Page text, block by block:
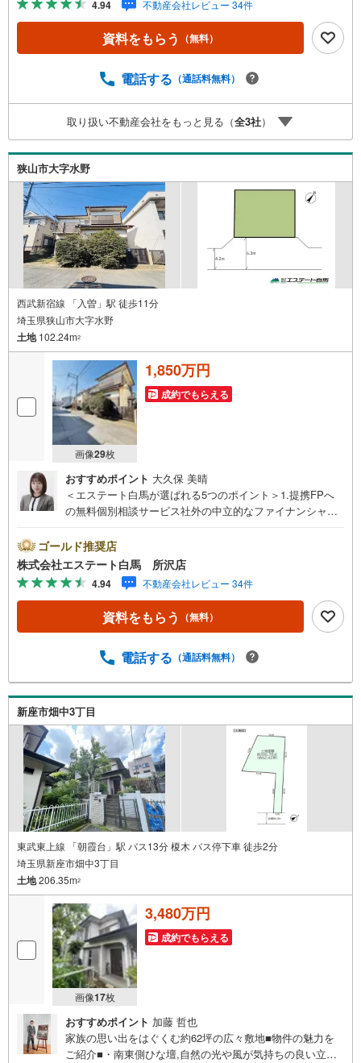
おります。お客様のご希望エリアをお申し付けください。
3.自社グループでリフォーム、新築請負所沢店の3階はリフ
ォーム、注文建築部門の相談スペースです。一級建築士を
て、リフォームや注文建築についてご相談頂けます4.年中
5.お子様連れでおこしくださいキッズスペース、授乳室、
オムツ替えベッド、アンパンマンジュースをご用意してお
ります。ご見学ご希望の方は、右上の“室内・現地を見学す
る（無料）をボタンからご予約ください。
4.94 不動産会社レビュー 34件
資料をもらう （無料）
電話する （通話料無料）
取り扱い不動産会社をもっと見る（全3社）
狭山市大字水野
西武新宿線 「入曽」駅 徒歩11分
埼玉県狭山市大字水野
土地102.24m2
画像29枚
1,850万円
成約でもらえる
おすすめポイント 大久保 美晴
＜エステート白馬が選ばれる5つのポイント＞1.提携FPへ
の無料個別相談サービス社外の中立的なファイナンシャル
や学費等も含めてシミュレーションをご提案できます2.物
件情報が豊富所沢市を中心にたくさんの情報をご用意して
おります。インターネット広告前の物件も多数取り揃えて
おります。お客様のご希望エリアをお申し付けください。
3.自社グループでリフォーム、新築請負所沢店の3階はリフ
ォーム、注文建築部門の相談スペースです。一級建築士を
て、リフォームや注文建築についてご相談頂けます4.年中
～19:00 この時間はお電話でのお問合わせがスムーズです
5.お子様連れでおこしくださいキッズスペース、授乳室、
オムツ替えベッド、アンパンマンジュースをご用意してお
ります。ご見学ご希望の方は、右上の“室内・現地を見学す
る（無料）をボタンからご予約ください。
ゴールド推奨店
株式会社エステート白馬 所沢店
4.94 不動産会社レビュー 34件
資料をもらう （無料）
電話する （通話料無料）
新座市畑中3丁目
東武東上線 「朝霞台」駅 バス13分 榎木 バス停下車 徒歩2分
埼玉県新座市畑中3丁目
土地206.35m2
画像17枚
3,480万円
成約でもらえる
おすすめポイント 加藤 哲也
家族の思い出をはぐくむ約62坪の広々敷地■物件の魅力を
ご紹介■・南東側ひな壇,自然の光や風が気持ちの良い立